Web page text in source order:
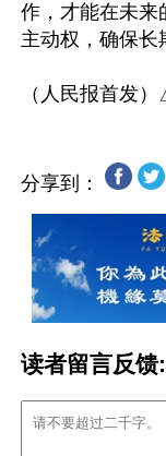
作，才能在未来
主动权，确保长
分享到：
读者留言反馈: